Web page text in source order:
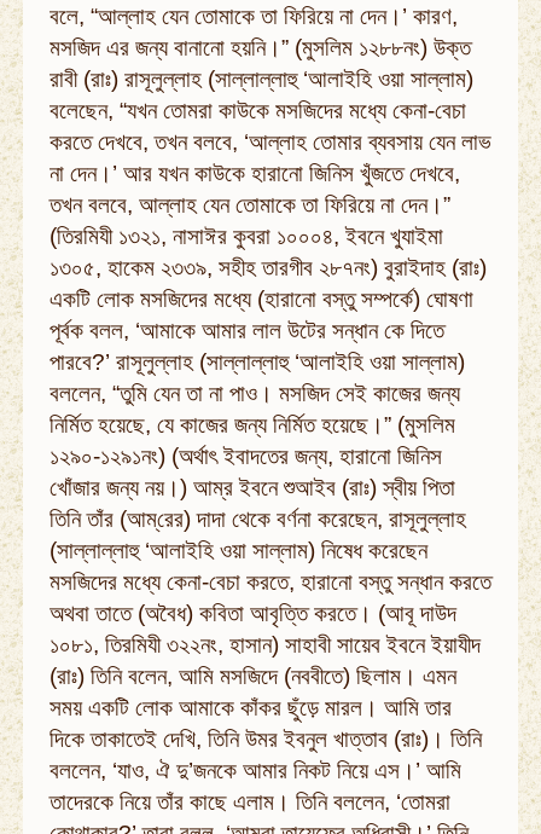
বলে, “আল্লাহ যেন তোমাকে তা ফিরিয়ে না দেন।’ কারণ,
মসজিদ এর জন্য বানানো হয়নি।” (মুসলিম ১২৮৮নং) উক্ত
রাবী (রাঃ) রাসূলুল্লাহ (সাল্লাল্লাহু ‘আলাইহি ওয়া সাল্লাম)
বলেছেন, “যখন তোমরা কাউকে মসজিদের মধ্যে কেনা-বেচা
করতে দেখবে, তখন বলবে, ‘আল্লাহ তোমার ব্যবসায় যেন লাভ
না দেন।’ আর যখন কাউকে হারানো জিনিস খুঁজতে দেখবে,
তখন বলবে, আল্লাহ যেন তোমাকে তা ফিরিয়ে না দেন।”
(তিরমিযী ১৩২১, নাসাঈর কুবরা ১০০০৪, ইবনে খুযাইমা
১৩০৫, হাকেম ২৩৩৯, সহীহ তারগীব ২৮৭নং) বুরাইদাহ (রাঃ)
একটি লোক মসজিদের মধ্যে (হারানো বস্তু সম্পর্কে) ঘোষণা
পূর্বক বলল, ‘আমাকে আমার লাল উটের সন্ধান কে দিতে
পারবে?’ রাসূলুল্লাহ (সাল্লাল্লাহু ‘আলাইহি ওয়া সাল্লাম)
বললেন, “তুমি যেন তা না পাও। মসজিদ সেই কাজের জন্য
নির্মিত হয়েছে, যে কাজের জন্য নির্মিত হয়েছে।” (মুসলিম
১২৯০-১২৯১নং) (অর্থাৎ ইবাদতের জন্য, হারানো জিনিস
খোঁজার জন্য নয়।) আম্‌র ইবনে শুআইব (রাঃ) স্বীয় পিতা
তিনি তাঁর (আম্‌রের) দাদা থেকে বর্ণনা করেছেন, রাসূলুল্লাহ
(সাল্লাল্লাহু ‘আলাইহি ওয়া সাল্লাম) নিষেধ করেছেন
মসজিদের মধ্যে কেনা-বেচা করতে, হারানো বস্তু সন্ধান করতে
অথবা তাতে (অবৈধ) কবিতা আবৃত্তি করতে। (আবূ দাউদ
১০৮১, তিরমিযী ৩২২নং, হাসান) সাহাবী সায়েব ইবনে ইয়াযীদ
(রাঃ) তিনি বলেন, আমি মসজিদে (নববীতে) ছিলাম। এমন
সময় একটি লোক আমাকে কাঁকর ছুঁড়ে মারল। আমি তার
দিকে তাকাতেই দেখি, তিনি উমর ইবনুল খাত্তাব (রাঃ)। তিনি
বললেন, ‘যাও, ঐ দু’জনকে আমার নিকট নিয়ে এস।’ আমি
তাদেরকে নিয়ে তাঁর কাছে এলাম। তিনি বললেন, ‘তোমরা